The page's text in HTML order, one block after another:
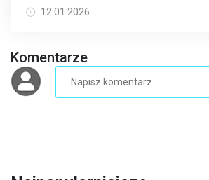
12.01.2026
Komentarze